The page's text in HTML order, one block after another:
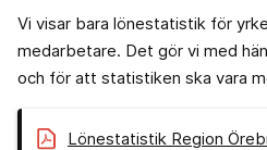
Vi visar bara lönestatistik för
medarbetare. Det gör vi med
och för att statistiken ska vara
Lönestatistik Region